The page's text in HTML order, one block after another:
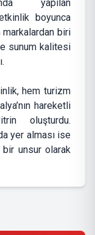
yapılan
boyunca
biri
sunum kalitesi
hem turizm
hareketli
oluşturdu.
yer alması ise
bir unsur olarak